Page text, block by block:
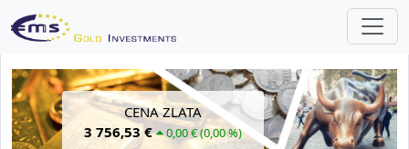
CENA ZLATA
3 756,53 €
0,00 € (0,00 %)